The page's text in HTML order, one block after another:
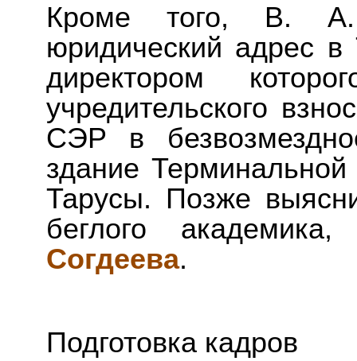
Кроме того, В.
юридический адрес
директором
учредительского
СЭР в
здание
Тарусы. Позже
беглого
Согдеева.
Подготовка кадров